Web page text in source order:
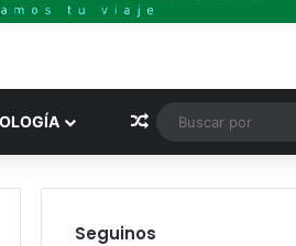
Publicación al azar
Seguinos